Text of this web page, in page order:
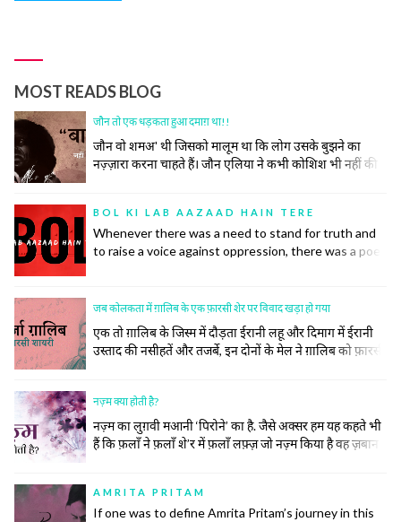
MOST READS BLOG
जौन तो एक धड़कता हुआ दमाग़ था!!
जौन वो शमअ' थी जिसको मालूम था कि लोग उसके बुझने का
नज़्ज़ारा करना चाहते हैं। जौन एलिया ने कभी कोशिश भी नहीं की
महफ़िल रो दिया।
BOL KI LAB AAZAAD HAIN TERE
Whenever there was a need to stand for truth and
to raise a voice against oppression, there was a poet
did not, however, come easily to the poets.
जब कोलकता में ग़ालिब के एक फ़ारसी शेर पर विवाद खड़ा हो गया
एक तो ग़ालिब के जिस्म में दौड़ता ईरानी लहू और दिमाग में ईरानी
उस्ताद की नसीहतें और तजर्बे, इन दोनों के मेल ने ग़ालिब को फ़ारसी
समझने का अंदाज तक ख़ालिस ईरानी हो गया।
नज़्म क्या होती है?
नज़्म का लुग़वी मआनी ‘पिरोने’ का है. जैसे अक्सर हम यह कहते भी
हैं कि फ़लाँ ने फ़लाँ शे’र में फ़लाँ लफ़्ज़ जो नज़्म किया है वह ज़बान
बेश्तर तीन... continue reading
AMRITA PRITAM
If one was to define Amrita Pritam’s journey in this